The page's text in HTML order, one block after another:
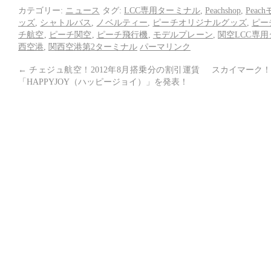
カテゴリー: ニュース タグ:LCC専用ターミナル, Peachshop, Peach
ッズ
シャトルバス ノベルティー ピーチオリジナルグッズ,
ピ
チ航空
ピーチ関空 ピーチ飛行機 モデルプレーン
関空LCC専
西空港
関西空港第2ターミナル パーマリンク
← チェジュ航空！2012年8月搭乗分の割引運賃
「HAPPYJOY（ハッピージョイ）」を発表！
スカイマーク